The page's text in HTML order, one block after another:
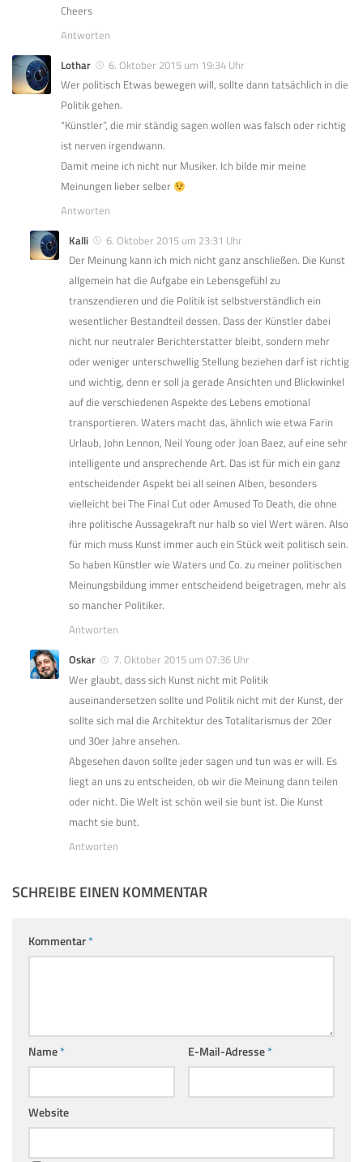
Cheers
Antworten
Lothar
6. Oktober 2015 um 19:34 Uhr
Wer politisch Etwas bewegen will, sollte dann tatsächlich in die
Politik gehen.
“Künstler”, die mir ständig sagen wollen was falsch oder richtig
ist nerven irgendwann.
Damit meine ich nicht nur Musiker. Ich bilde mir meine
Meinungen lieber selber
Antworten
Kalli
6. Oktober 2015 um 23:31 Uhr
Der Meinung kann ich mich nicht ganz anschließen. Die Kunst
allgemein hat die Aufgabe ein Lebensgefühl zu
transzendieren und die Politik ist selbstverständlich ein
wesentlicher Bestandteil dessen. Dass der Künstler dabei
nicht nur neutraler Berichterstatter bleibt, sondern mehr
oder weniger unterschwellig Stellung beziehen darf ist richtig
und wichtig, denn er soll ja gerade Ansichten und Blickwinkel
auf die verschiedenen Aspekte des Lebens emotional
transportieren. Waters macht das, ähnlich wie etwa Farin
Urlaub, John Lennon, Neil Young oder Joan Baez, auf eine sehr
intelligente und ansprechende Art. Das ist für mich ein ganz
entscheidender Aspekt bei all seinen Alben, besonders
vielleicht bei The Final Cut oder Amused To Death, die ohne
ihre politische Aussagekraft nur halb so viel Wert wären. Also
für mich muss Kunst immer auch ein Stück weit politisch sein.
So haben Künstler wie Waters und Co. zu meiner politischen
Meinungsbildung immer entscheidend beigetragen, mehr als
so mancher Politiker.
Antworten
Oskar
7. Oktober 2015 um 07:36 Uhr
Wer glaubt, dass sich Kunst nicht mit Politik
auseinandersetzen sollte und Politik nicht mit der Kunst, der
sollte sich mal die Architektur des Totalitarismus der 20er
und 30er Jahre ansehen.
Abgesehen davon sollte jeder sagen und tun was er will. Es
liegt an uns zu entscheiden, ob wir die Meinung dann teilen
oder nicht. Die Welt ist schön weil sie bunt ist. Die Kunst
macht sie bunt.
Antworten
SCHREIBE EINEN KOMMENTAR
Kommentar*
Name* E-Mail-Adresse*
Website